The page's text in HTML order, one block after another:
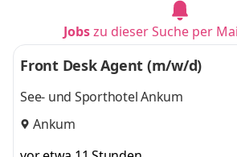
Jobszu dieser Suche per
Front Desk Agent (m/w/d)
See- und Sporthotel Ankum
Ankum